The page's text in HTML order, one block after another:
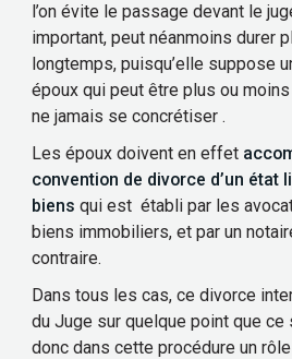
l’on évite le passage devant le
important, peut néanmoins durer
longtemps, puisqu’elle suppose
époux qui peut être plus ou
ne jamais se concrétiser .
Les époux doivent en effet
convention de divorce d’un état
biens qui est établi par les
biens immobiliers, et par un
contraire.
Dans tous les cas, ce divorce
du Juge sur quelque point que
donc dans cette procédure un